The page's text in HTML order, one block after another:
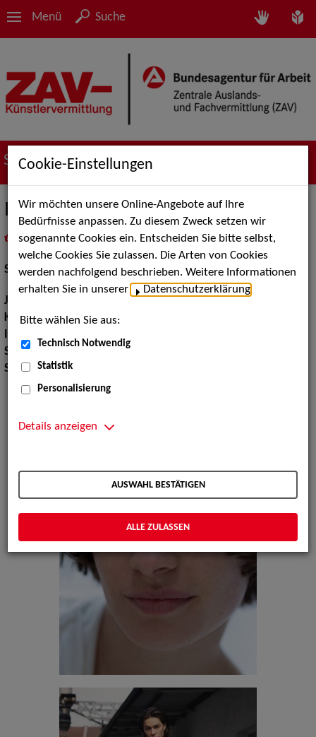
Menü Suche
Suche nach Künstler*innen
Ilka Mahrholz
als PDF speichern
inMeine Merklistelegen
Schauspiel:Bühne
Jahrgang:
Körpergröße:169 cm
Instrument:
Sport:
Fechten, Reiten, Schwimmen, Yoga, Bergsteigen
Sprachen:Englisch
Cookie-Einstellungen
Wir möchten unsere Online-Angebote auf Ihre
Bedürfnisse anpassen. Zu diesem Zweck setzen wir
sogenannte Cookies ein. Entscheiden Sie bitte selbst,
welche Cookies Sie zulassen. Die Arten von Cookies
werden nachfolgend beschrieben. Weitere Informationen
erhalten Sie in unserer
Datenschutzerklärung
Bitte wählen Sie aus:
Technisch Notwendig
Statistik
Personalisierung
Details anzeigen
AUSWAHL BESTÄTIGEN
ALLE ZULASSEN